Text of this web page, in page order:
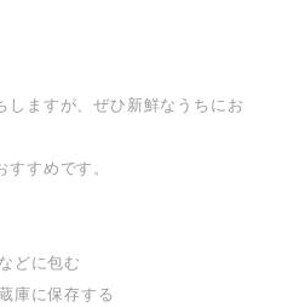
しますが、ぜひ新鮮なうちにお
すめです。
どに包む
庫に保存する